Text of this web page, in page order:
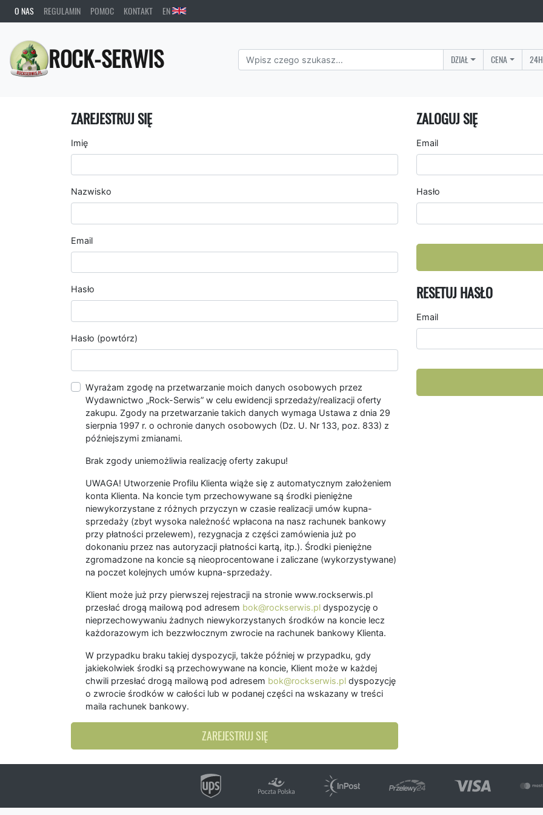
O NAS REGULAMIN POMOC KONTAKT EN
ROCK-SERWIS DZIAŁ CENA
ZAREJESTRUJ SIĘ
Imię
Nazwisko
Email
Hasło
Hasło (powtórz)
Wyrażam zgodę na przetwarzanie moich danych osobowych przez
Wydawnictwo „Rock-Serwis” w celu ewidencji sprzedaży/realizacji oferty
zakupu. Zgody na przetwarzanie takich danych wymaga Ustawa z dnia 29
sierpnia 1997 r. o ochronie danych osobowych (Dz. U. Nr 133, poz. 833) z
późniejszymi zmianami.
Brak zgody uniemożliwia realizację oferty zakupu!
UWAGA! Utworzenie Profilu Klienta wiąże się z automatycznym założeniem
konta Klienta. Na koncie tym przechowywane są środki pieniężne
niewykorzystane z różnych przyczyn w czasie realizacji umów kupna-
sprzedaży (zbyt wysoka należność wpłacona na nasz rachunek bankowy
przy płatności przelewem), rezygnacja z części zamówienia już po
dokonaniu przez nas autoryzacji płatności kartą, itp.). Środki pieniężne
zgromadzone na koncie są nieoprocentowane i zaliczane (wykorzystywane)
na poczet kolejnych umów kupna-sprzedaży.
Klient może już przy pierwszej rejestracji na stronie www.rockserwis.pl
przesłać drogą mailową pod adresem bok@rockserwis.pl dyspozycję o
nieprzechowywaniu żadnych niewykorzystanych środków na koncie lecz
każdorazowym ich bezzwłocznym zwrocie na rachunek bankowy Klienta.
W przypadku braku takiej dyspozycji, także później w przypadku, gdy
jakiekolwiek środki są przechowywane na koncie, Klient może w każdej
chwili przesłać drogą mailową pod adresem bok@rockserwis.pl dyspozycję
o zwrocie środków w całości lub w podanej części na wskazany w treści
maila rachunek bankowy.
ZAREJESTRUJ SIĘ
ZALOGUJ SIĘ
Email
Hasło
RESETUJ HASŁO
Email